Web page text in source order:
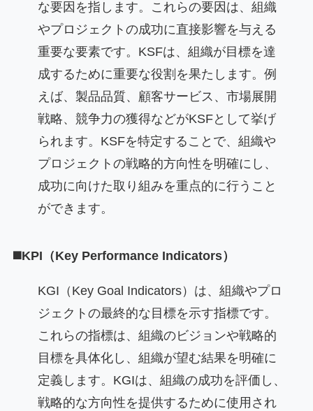
な要因を指します。これらの要因は、組織
やプロジェクトの成功に直接影響を与える
重要な要素です。KSFは、組織が目標を達
成するために重要な役割を果たします。例
えば、製品品質、顧客サービス、市場展開
戦略、競争力の獲得などがKSFとして挙げ
られます。KSFを特定することで、組織や
プロジェクトの戦略的方向性を明確にし、
成功に向けた取り組みを重点的に行うこと
ができます。
◼️KPI（Key Performance Indicators）
KGI（Key Goal Indicators）は、組織やプロ
ジェクトの最終的な目標を示す指標です。
これらの指標は、組織のビジョンや戦略的
目標を具体化し、組織が望む結果を明確に
定義します。KGIは、組織の成功を評価し、
戦略的な方向性を提供するために使用され